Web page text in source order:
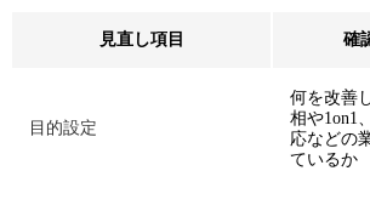
見直し項目 確
目的設定
何を改善
相や1on1
応などの
ているか